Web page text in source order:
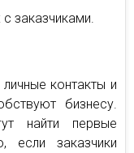
заказчиками.
контакты и
бизнесу.
найти первые
если заказчики